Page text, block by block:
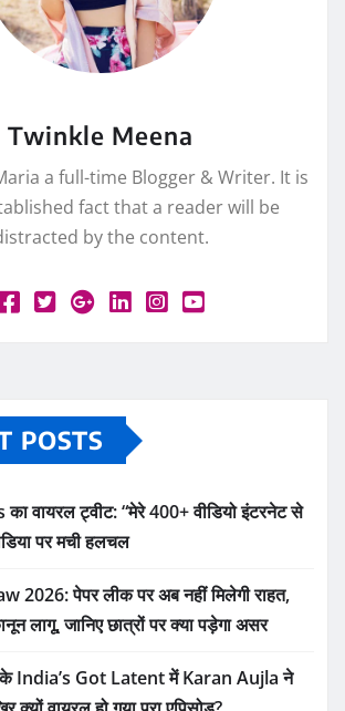
Twinkle Meena
a full-time Blogger & Writer. It is
fact that a reader will be
by the content.
POSTS
वायरल ट्वीट: “मेरे 400+ वीडियो इंटरनेट से
पर मची हलचल
2026: पेपर लीक पर अब नहीं मिलेगी राहत,
लागू, जानिए छात्रों पर क्या पड़ेगा असर
India’s Got Latent में Karan Aujla ने